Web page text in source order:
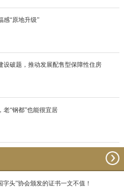
感“原地升级”
设破题，推动发展配售型保障性住房
老“钢都”也能很宜居
字头”协会颁发的证书一文不值！